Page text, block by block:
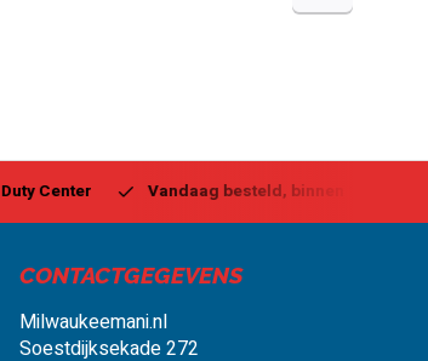
Center Vandaag besteld, binnen 1-2 dagen
CONTACTGEGEVENS
Milwaukeemani.nl
Soestdijksekade 272